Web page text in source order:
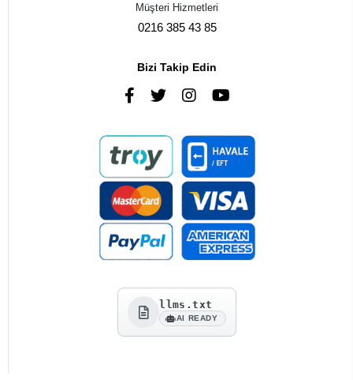
Müşteri Hizmetleri
0216 385 43 85
Bizi Takip Edin
llms.txt
AI READY